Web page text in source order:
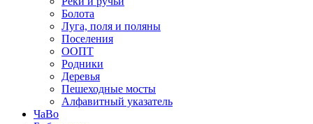
Болота
Луга, поля и поляны
Поселения
ООПТ
Родники
Деревья
Пешеходные мосты
Алфавитный указатель
ЧаВо